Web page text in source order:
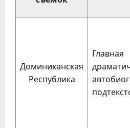
Доминиканская
Республика
Главная